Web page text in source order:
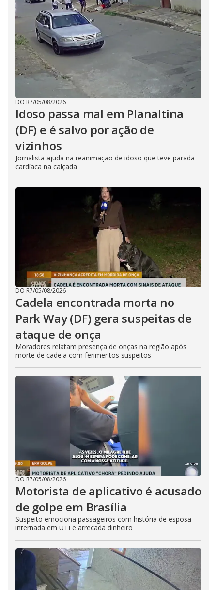
DO R7/05/08/2026
Idoso passa mal em Planaltina
(DF) e é salvo por ação de
vizinhos
Jornalista ajuda na reanimação de idoso que teve parada
cardíaca na calçada
DO R7/05/08/2026
Cadela encontrada morta no
Park Way (DF) gera suspeitas de
ataque de onça
Moradores relatam presença de onças na região após
morte de cadela com ferimentos suspeitos
DO R7/05/08/2026
Motorista de aplicativo é acusado
de golpe em Brasília
Suspeito emociona passageiros com história de esposa
internada em UTI e arrecada dinheiro